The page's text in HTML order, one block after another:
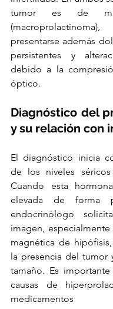
tumor es de
presentarse además
persistentes y
debido a la
óptico.
Diagnóstico del
y su relación con
El diagnóstico inicia
de los niveles
Cuando esta
elevada de forma
endocrinólogo
imagen, especialmente
magnética de
la presencia del tumor
tamaño. Es importante
causas de
medicamentos